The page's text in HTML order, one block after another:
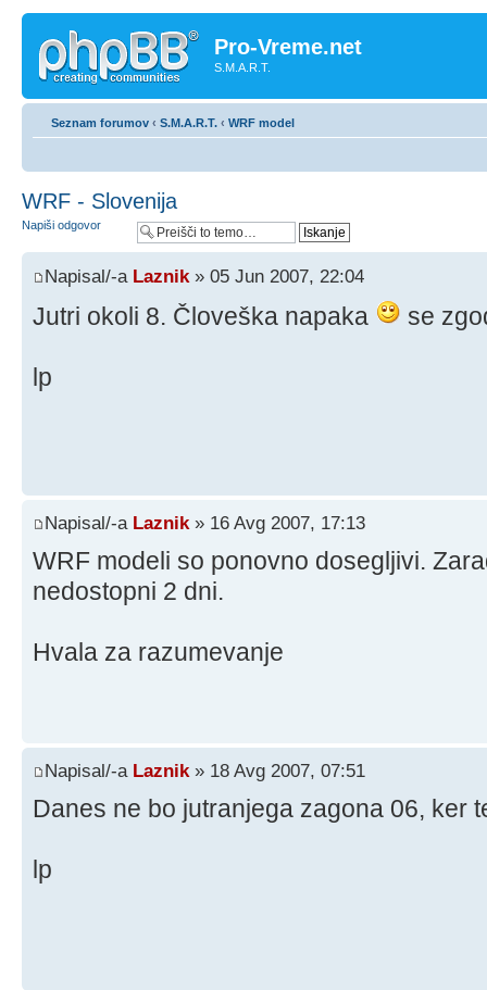
Pro-Vreme.net
S.M.A.R.T.
Seznam forumov ‹ S.M.A.R.T. ‹ WRF model
WRF - Slovenija
Napiši odgovor
Napisal/-a Laznik » 05 Jun 2007, 22:04
Jutri okoli 8. Človeška napaka se
lp
Napisal/-a Laznik» 16 Avg 2007, 17:13
WRF modeli so ponovno dosegljivi.
nedostopni 2 dni.
Hvala za razumevanje
Napisal/-a Laznik» 18 Avg 2007, 07:51
Danes ne bo jutranjega zagona 06, ker
lp